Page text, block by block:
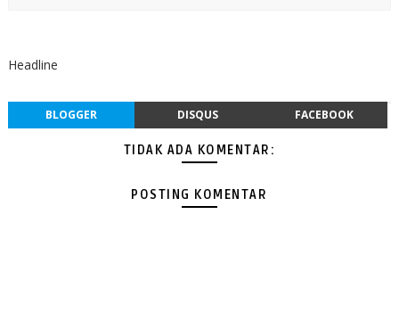
Headline
BLOGGER DISQUS FACEBOOK
TIDAK ADA KOMENTAR:
POSTING KOMENTAR